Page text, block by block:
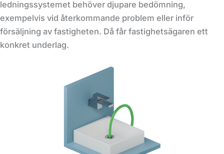
ledningssystemet behöver djupare bedömning,
exempelvis vid återkommande problem eller inför
försäljning av fastigheten. Då får fastighetsägaren ett
konkret underlag.